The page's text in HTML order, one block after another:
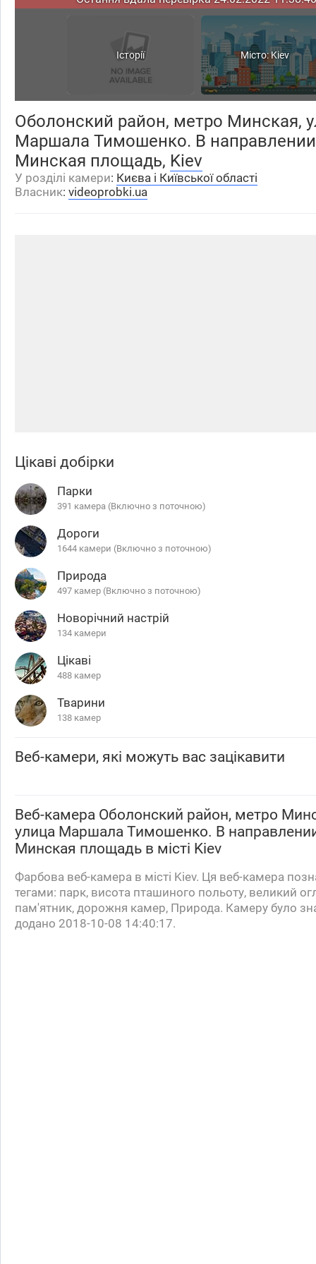
Історії Місто: Kiev
Оболонский район, метро Минская,
Маршала Тимошенко. В направлении
Минская площадь, Kiev
У розділі камери: Києва і Київської області
Власник: videoprobki.ua
Цікаві добірки
Парки
391 камера (Включно з поточною)
Дороги
1644 камери (Включно з поточною)
Природа
497 камер (Включно з поточною)
Новорічний настрій
134 камери
Цікаві
488 камер
Тварини
138 камер
Веб-камери, які можуть вас зацікавити
Веб-камера Оболонский район, метро
улица Маршала Тимошенко. В
Минская площадь в місті Kiev
Фарбова веб-камера в місті Kiev. Ця веб-камера
тегами: парк, висота пташиного польоту, великий
пам'ятник, дорожня камер, Природа. Камеру було
додано 2018-10-08 14:40:17.